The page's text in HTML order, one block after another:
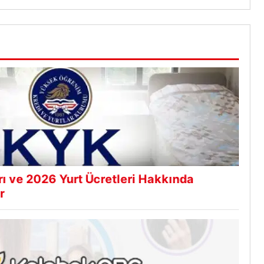
ve 2026 Yurt Ücretleri Hakkında